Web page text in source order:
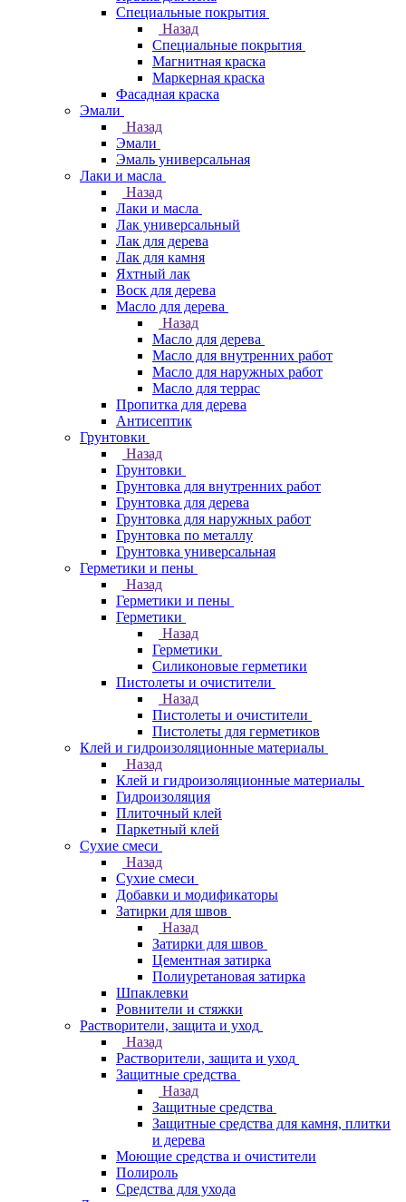
Специальные покрытия
Назад
Специальные покрытия
Магнитная краска
Маркерная краска
Фасадная краска
Эмали
Назад
Эмали
Эмаль универсальная
Лаки и масла
Назад
Лаки и масла
Лак универсальный
Лак для дерева
Лак для камня
Яхтный лак
Воск для дерева
Масло для дерева
Назад
Масло для дерева
Масло для внутренних работ
Масло для наружных работ
Масло для террас
Пропитка для дерева
Антисептик
Грунтовки
Назад
Грунтовки
Грунтовка для внутренних работ
Грунтовка для дерева
Грунтовка для наружных работ
Грунтовка по металлу
Грунтовка универсальная
Герметики и пены
Назад
Герметики и пены
Герметики
Назад
Герметики
Силиконовые герметики
Пистолеты и очистители
Назад
Пистолеты и очистители
Пистолеты для герметиков
Клей и гидроизоляционные материалы
Назад
Клей и гидроизоляционные материалы
Гидроизоляция
Плиточный клей
Паркетный клей
Сухие смеси
Назад
Сухие смеси
Добавки и модификаторы
Затирки для швов
Назад
Затирки для швов
Цементная затирка
Полиуретановая затирка
Шпаклевки
Ровнители и стяжки
Растворители, защита и уход
Назад
Растворители, защита и уход
Защитные средства
Назад
Защитные средства
Защитные средства для камня, плитки
и дерева
Моющие средства и очистители
Полироль
Средства для ухода